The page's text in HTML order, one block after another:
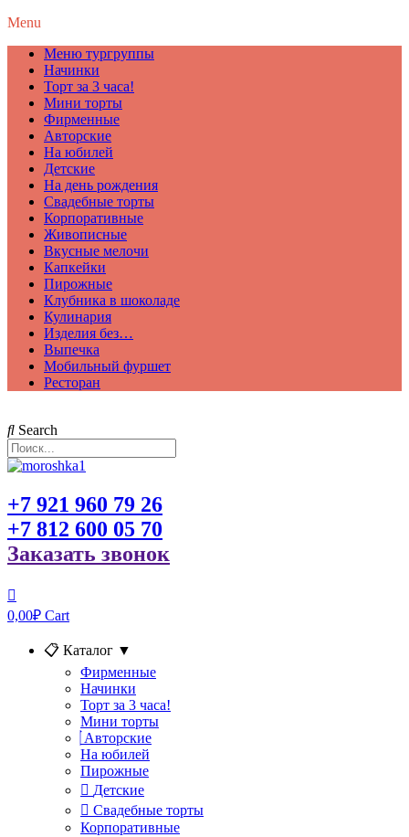
Menu
Меню тургруппы
Начинки
Торт за 3 часа!
Мини торты
Фирменные
Авторские
На юбилей
Детские
На день рождения
Свадебные торты
Корпоративные
Живописные
Вкусные мелочи
Капкейки
Пирожные
Клубника в шоколаде
Кулинария
Изделия без…
Выпечка
Мобильный фуршет
Ресторан
Search
+7 921 960 79 26
+7 812 600 05 70
Заказать звонок
0,00₽ Cart
📋 Каталог ▼
Фирменные
Начинки
Торт за 3 часа!
Мини торты
Авторские
На юбилей
Пирожные
Детские
Свадебные торты
Корпоративные